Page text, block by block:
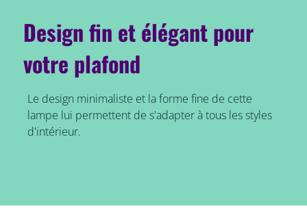
Design fin et élégant pour
votre plafond
Le design minimaliste et la forme fine de cette
lampe lui permettent de s'adapter à tous les styles
d'intérieur.